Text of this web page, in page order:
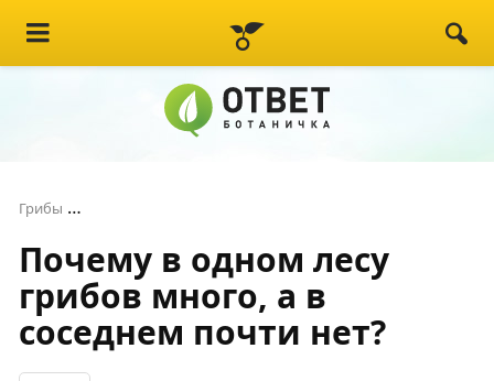
Грибы
Почему в одном лесу
грибов много, а в
соседнем почти нет?